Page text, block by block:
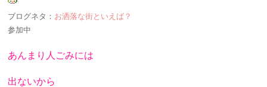
ブログネタ： お洒落な街といえば？
参加中
あんまり人ごみには
出ないから